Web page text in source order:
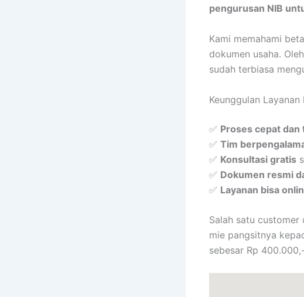
pengurusan NIB
Kami memahami
dokumen usaha.
sudah terbiasa
Keunggulan Layanan
✅ Proses cepat dan
✅ Tim
✅ Konsultasi gratis
✅ Dokumen resmi
✅ Layanan bisa
Salah satu customer
mie pangsitnya
sebesar Rp